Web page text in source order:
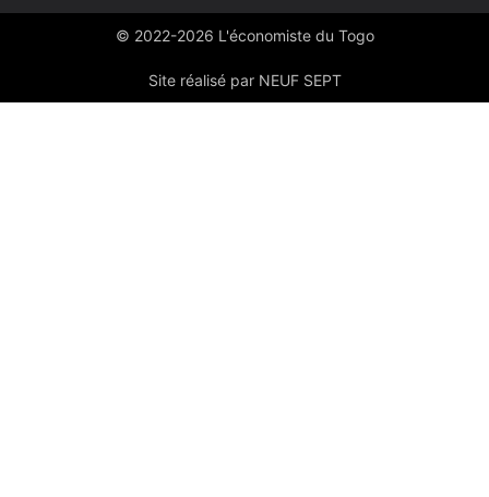
© 2022-2026 L'économiste du Togo
Site réalisé par NEUF SEPT